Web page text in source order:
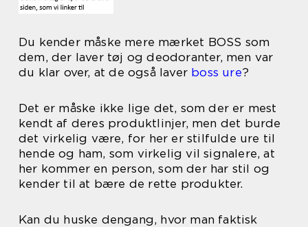
Du kender måske mere mærket BOSS som
dem, der laver tøj og deodoranter, men var
du klar over, at de også laver boss ure?
Det er måske ikke lige det, som der er mest
kendt af deres produktlinjer, men det burde
det virkelig være, for her er stilfulde ure til
hende og ham, som virkelig vil signalere, at
her kommer en person, som der har stil og
kender til at bære de rette produkter.
Kan du huske dengang, hvor man faktisk